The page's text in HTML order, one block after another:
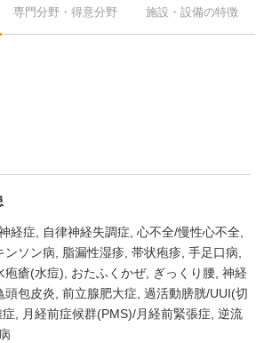
専門分野・得意分野 施設・設備の特徴
経症 自律神経失調症 心不全/慢性心不全
ンソン病 脂漏性湿疹 帯状疱疹 手足口病
疱瘡(水痘) おたふくかぜ ぎっくり腰 神経
頭包皮炎 前立腺肥大症 過活動膀胱/UUI(切
症 月経前症候群(PMS)/月経前緊張症 逆流